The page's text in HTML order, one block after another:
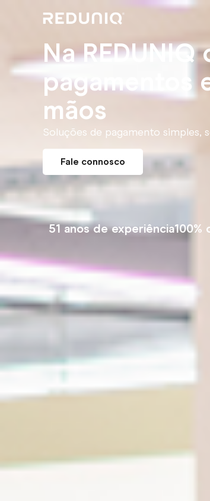
Na REDUNIQ
pagamentos
mãos
Soluções de pagamento simples,
Fale connosco
51 anos de experiência100%